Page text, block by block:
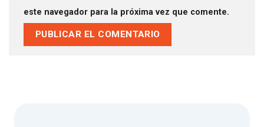
este navegador para la próxima vez que comente.